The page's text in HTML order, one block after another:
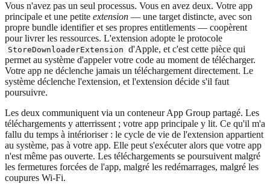
Vous n'avez pas un seul processus. Vous en avez deux. Votre app
principale et une petite extension — une target distincte, avec son
propre bundle identifier et ses propres entitlements — coopèrent
pour livrer les ressources. L'extension adopte le protocole
StoreDownloaderExtension d'Apple, et c'est cette pièce qui
permet au système d'appeler votre code au moment de télécharger.
Votre app ne déclenche jamais un téléchargement directement. Le
système déclenche l'extension, et l'extension décide s'il faut
poursuivre.
Les deux communiquent via un conteneur App Group partagé. Les
téléchargements y atterrissent ; votre app principale y lit. Ce qu'il m'a
fallu du temps à intérioriser : le cycle de vie de l'extension appartient
au système, pas à votre app. Elle peut s'exécuter alors que votre app
n'est même pas ouverte. Les téléchargements se poursuivent malgré
les fermetures forcées de l'app, malgré les redémarrages, malgré les
coupures Wi-Fi.